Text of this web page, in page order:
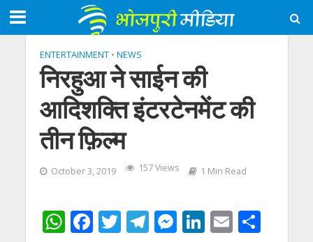
ENTERTAINMENT • NEWS
निरहुआ ने साईन की
आदिशक्ति इंटरटेनमेंट की
तीन फ़िल्म
October 3, 2019 157 Views 1 Min Read
W F T T M Li E S